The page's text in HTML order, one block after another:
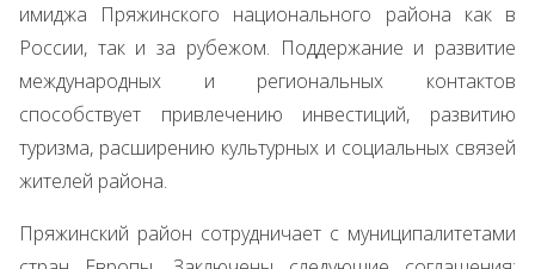
имиджа Пряжинского национального района как в
России, так и за рубежом. Поддержание и развитие
международных и региональных контактов
способствует привлечению инвестиций, развитию
туризма, расширению культурных и социальных связей
жителей района.
Пряжинский район сотрудничает с муниципалитетами